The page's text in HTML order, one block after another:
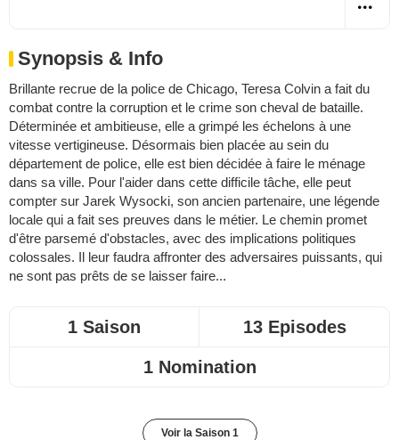
Synopsis & Info
Brillante recrue de la police de Chicago, Teresa Colvin a fait du
combat contre la corruption et le crime son cheval de bataille.
Déterminée et ambitieuse, elle a grimpé les échelons à une
vitesse vertigineuse. Désormais bien placée au sein du
département de police, elle est bien décidée à faire le ménage
dans sa ville. Pour l'aider dans cette difficile tâche, elle peut
compter sur Jarek Wysocki, son ancien partenaire, une légende
locale qui a fait ses preuves dans le métier. Le chemin promet
d'être parsemé d'obstacles, avec des implications politiques
colossales. Il leur faudra affronter des adversaires puissants, qui
ne sont pas prêts de se laisser faire...
1 Saison 13 Episodes
1 Nomination
Voir la Saison 1